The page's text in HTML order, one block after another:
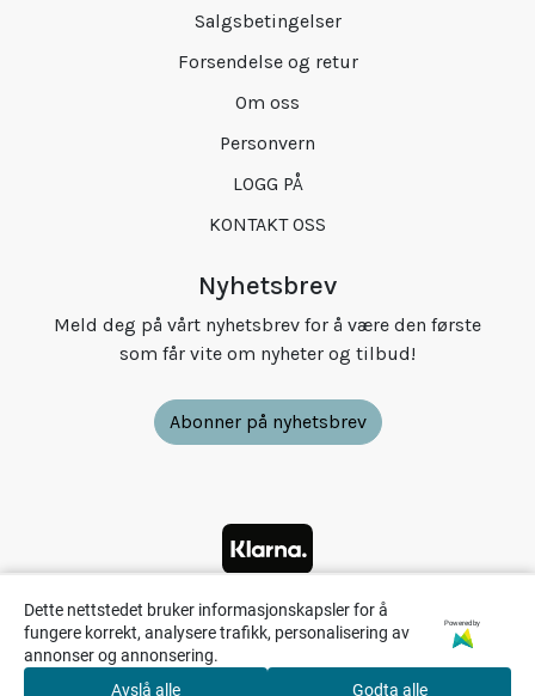
Dette nettstedet bruker informasjonskapsler for å
fungere korrekt, analysere trafikk, personalisering av
annonser og annonsering.
Powered by
Avslå alle Godta alle
Salgsbetingelser
Forsendelse og retur
Om oss
Personvern
LOGG PÅ
KONTAKT OSS
Nyhetsbrev
Meld deg på vårt nyhetsbrev for å være den første
som får vite om nyheter og tilbud!
Abonner på nyhetsbrev